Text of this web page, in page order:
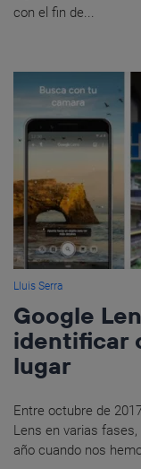
con el fin de...
Lluis Serra
Google
identificar
lugar
Entre octubre de
Lens en varias
año cuando nos